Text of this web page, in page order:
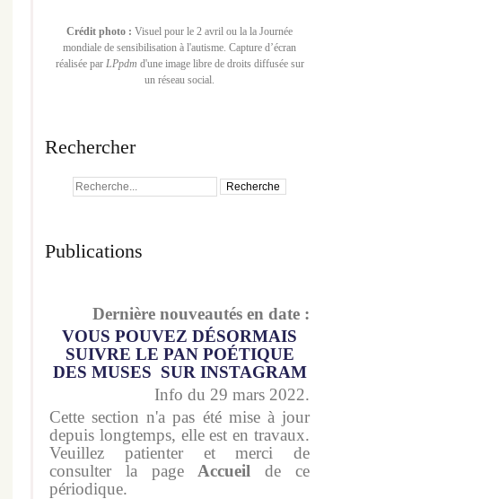
Crédit photo : Visuel pour le 2 avril ou la la Journée
mondiale de sensibilisation à l'autisme. Capture d’écran
réalisée par LPpdm d'une image libre de droits diffusée sur
un réseau social.
Rechercher
Publications
Dernière nouveautés en date :
VOUS POUVEZ DÉSORMAIS
SUIVRE LE PAN POÉTIQUE
DES MUSES SUR INSTAGRAM
Info du 29 mars 2022.
Cette section n'a pas été mise à jour
depuis longtemps, elle est en travaux.
Veuillez patienter et merci de
consulter la page Accueil de ce
périodique.